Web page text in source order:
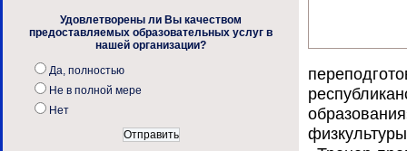
Удовлетворены ли Вы качеством
предоставляемых образовательных услуг в
нашей организации?
Да, полностью
Не в полной мере
Нет